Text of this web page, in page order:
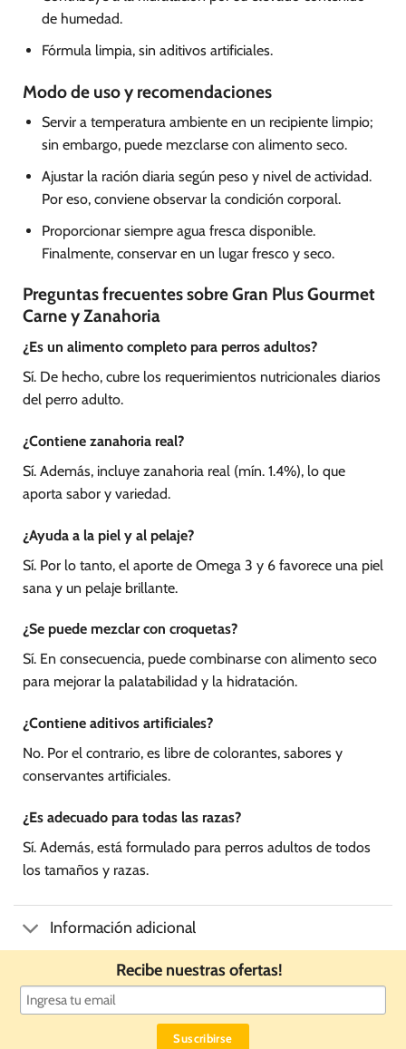
de humedad.
Fórmula limpia, sin aditivos artificiales.
Modo de uso y recomendaciones
Servir a temperatura ambiente en un recipiente limpio;
sin embargo, puede mezclarse con alimento seco.
Ajustar la ración diaria según peso y nivel de actividad.
Por eso, conviene observar la condición corporal.
Proporcionar siempre agua fresca disponible.
Finalmente, conservar en un lugar fresco y seco.
Preguntas frecuentes sobre Gran Plus Gourmet
Carne y Zanahoria
¿Es un alimento completo para perros adultos?
Sí. De hecho, cubre los requerimientos nutricionales diarios
del perro adulto.
¿Contiene zanahoria real?
Sí. Además, incluye zanahoria real (mín. 1.4%), lo que
aporta sabor y variedad.
¿Ayuda a la piel y al pelaje?
Sí. Por lo tanto, el aporte de Omega 3 y 6 favorece una piel
sana y un pelaje brillante.
¿Se puede mezclar con croquetas?
Sí. En consecuencia, puede combinarse con alimento seco
para mejorar la palatabilidad y la hidratación.
¿Contiene aditivos artificiales?
No. Por el contrario, es libre de colorantes, sabores y
conservantes artificiales.
¿Es adecuado para todas las razas?
Sí. Además, está formulado para perros adultos de todos
los tamaños y razas.
Información adicional
Recibe nuestras ofertas!